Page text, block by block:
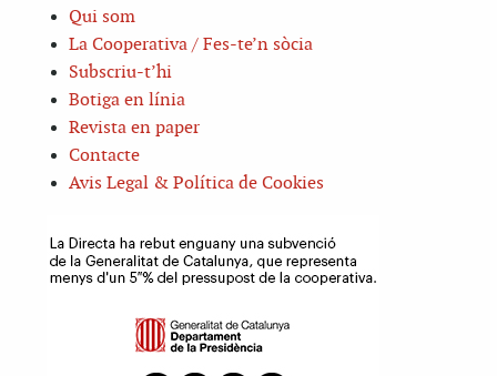
Qui som
La Cooperativa / Fes-te’n sòcia
Subscriu-t’hi
Botiga en línia
Revista en paper
Contacte
Avis Legal & Política de Cookies